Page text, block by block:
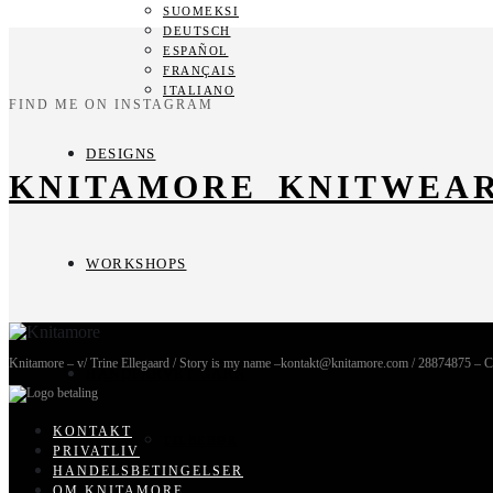
SUOMEKSI
DEUTSCH
ESPAÑOL
FRANÇAIS
ITALIANO
DESIGNS
WORKSHOPS
HÅNDFARVET GARN
FIND ME ON INSTAGRAM
Knitamore – v/ Trine Ellegaard / Story is my name –kontakt@knitamore.com / 28874875
KONTAKT
PRIVATLIV
HANDELSBETINGELSER